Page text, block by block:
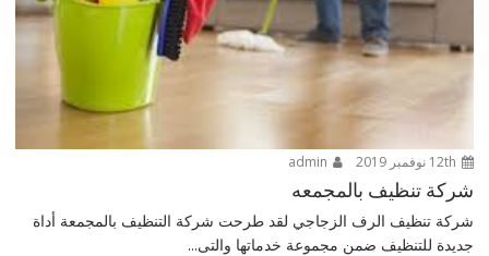
شركة تنظيف بالمجمعه
شركة تنظيف الرف الزجاجي لقد طرحت شركة التنظيف بالمجمعة أداة
جديدة للتنظيف ضمن مجموعة خدماتها والتى...